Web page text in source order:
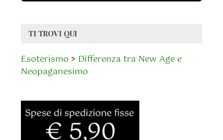
TI TROVI QUI
Esoterismo > Differenza tra New Age e
Neopaganesimo